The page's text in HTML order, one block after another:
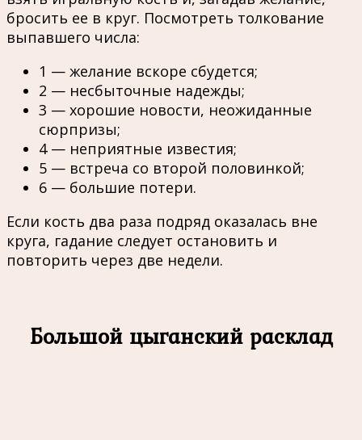
бросить ее в круг. Посмотреть толкование
выпавшего числа:
1 — желание вскоре сбудется;
2 — несбыточные надежды;
3 — хорошие новости, неожиданные
сюрпризы;
4 — неприятные известия;
5 — встреча со второй половинкой;
6 — большие потери.
Если кость два раза подряд оказалась вне
круга, гадание следует остановить и
повторить через две недели.
Большой цыганский расклад